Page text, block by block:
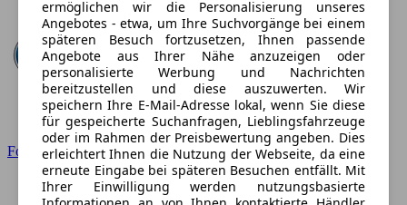
Ford
ermöglichen wir die Personalisierung unseres
Angebotes - etwa, um Ihre Suchvorgänge bei einem
späteren Besuch fortzusetzen, Ihnen passende
Angebote aus Ihrer Nähe anzuzeigen oder
personalisierte Werbung und Nachrichten
bereitzustellen und diese auszuwerten. Wir
speichern Ihre E-Mail-Adresse lokal, wenn Sie diese
für gespeicherte Suchanfragen, Lieblingsfahrzeuge
oder im Rahmen der Preisbewertung angeben. Dies
erleichtert Ihnen die Nutzung der Webseite, da eine
erneute Eingabe bei späteren Besuchen entfällt. Mit
Ihrer Einwilligung werden nutzungsbasierte